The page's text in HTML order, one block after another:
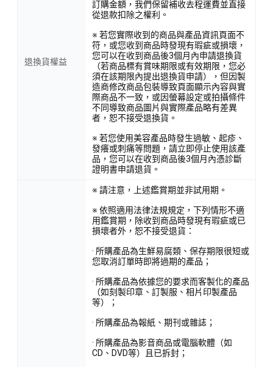
退換貨權益
訂購金額，我們保留補收去程運費並直接
從退款扣除之權利。
※ 若您實際收到的商品與產品資訊頁面不
符，或您收到商品時發現有瑕疵或損壞，
您可以在收到商品後3個月內申請退換貨
（若商品標有賞味期限或有效期限，您必
須在該期限內提出退換貨申請），但因製
造商修改商品包裝導致頁面顯示內容與實
際商品不一致，或因螢幕設定或拍攝條件
不同導致商品圖片與實際產品略有差異
者，恕不接受退換貨。
※ 若您使用美容產品時發生過敏、起疹、
發癢或刺痛等問題，請立即停止使用該產
品，您可以在收到商品後3個月內憑診斷
證明書申請退貨。
※ 請注意，上述鑑賞期並非試用期。
※ 依照適用法律法規規定，下列情形不適
用鑑賞期，除收到商品時發現有瑕疵或已
損壞者外，恕不接受退貨：
· 所購產品為生鮮易腐類、保存期限很短或
您取消訂單時即將過期的產品；
· 所購產品為依據您的要求而客製化的產品
（如刻製印章、訂製服、相片印製產品
等）；
· 所購產品為報紙、期刊或雜誌；
· 所購產品為影音商品或電腦軟體（如
CD、DVD等）且已拆封；